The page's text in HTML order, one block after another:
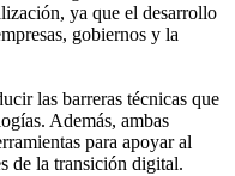
ya que el desarrollo
gobiernos y la
las barreras técnicas que
Además, ambas
para apoyar al
de la transición digital.